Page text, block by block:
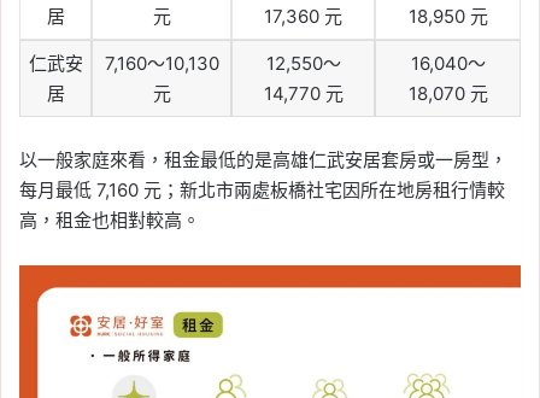
居
元
17,360 元
18,950 元
仁武安
居
7,160～10,130
元
12,550～
14,770 元
16,040～
18,070 元
以一般家庭來看，租金最低的是高雄仁武安居套房或一房型，
每月最低 7,160 元；新北市兩處板橋社宅因所在地房租行情較
高，租金也相對較高。